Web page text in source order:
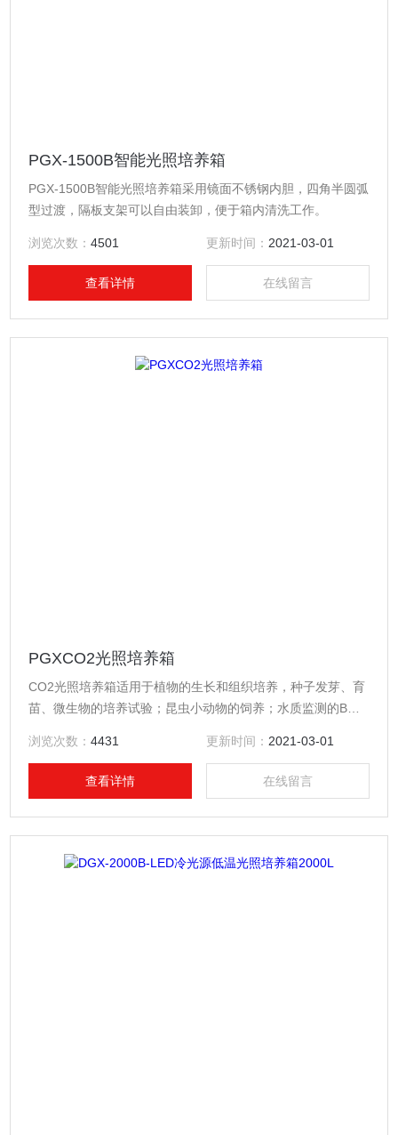
PGX-1500B智能光照培养箱
PGX-1500B智能光照培养箱采用镜面不锈钢内胆，四角半圆弧
型过渡，隔板支架可以自由装卸，便于箱内清洗工作。
浏览次数：4501 更新时间： 2021-03-01
查看详情 在线留言
PGXCO2光照培养箱
CO2光照培养箱适用于植物的生长和组织培养，种子发芽、育
苗、微生物的培养试验；昆虫小动物的饲养；水质监测的BOD
用途的光照，恒温的试验设备。
浏览次数：4431 更新时间： 2021-03-01
查看详情 在线留言